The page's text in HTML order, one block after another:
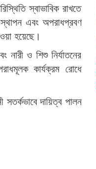
স্বাভাবিক রাখতে
এবং অপরাধপ্রবণ
হয়েছে।
নারী ও শিশু নির্যাতনের
কার্যক্রম রোধে
দায়িত্ব পালন